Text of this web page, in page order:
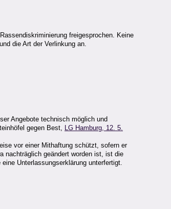
freigesprochen. Keine
die Art der Verlinkung an.
Angebote technisch möglich und
gegen Best, LG Hamburg, 12. 5.
vor einer Mithaftung schützt, sofern er
nachträglich geändert worden ist, ist die
Unterlassungserklärung unterfertigt.